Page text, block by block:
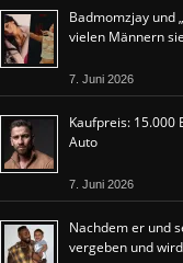
Badmomzjay und
vielen Männern
7. Juni 2026
Kaufpreis: 15.000
Auto
7. Juni 2026
Nachdem er und
vergeben und